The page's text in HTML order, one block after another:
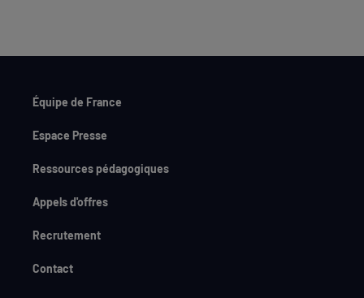
Équipe de France
Espace Presse
Ressources pédagogiques
Appels d'offres
Recrutement
Contact